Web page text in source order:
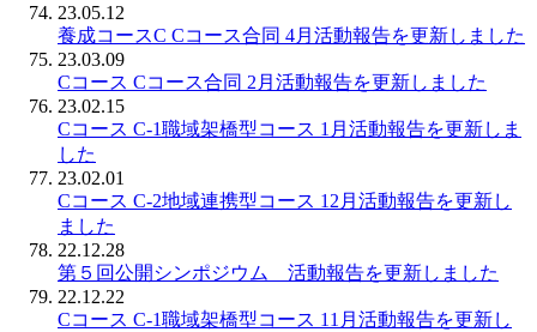
23.05.12
養成コースC Cコース合同 4月活動報告を更新しました
23.03.09
Cコース Cコース合同 2月活動報告を更新しました
23.02.15
Cコース C-1職域架橋型コース 1月活動報告を更新しま
した
23.02.01
Cコース C-2地域連携型コース 12月活動報告を更新し
ました
22.12.28
第５回公開シンポジウム 活動報告を更新しました
22.12.22
Cコース C-1職域架橋型コース 11月活動報告を更新し